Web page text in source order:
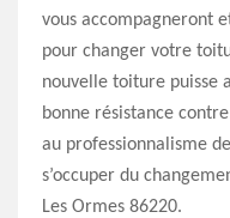
vous accompagneront
pour changer votre
nouvelle toiture puisse
bonne résistance
au professionnalisme
s’occuper du
Les Ormes 86220.